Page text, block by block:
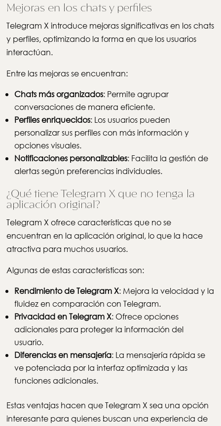
Mejoras en los chats y perfiles
Telegram X introduce mejoras significativas en los chats
y perfiles, optimizando la forma en que los usuarios
interactúan.
Entre las mejoras se encuentran:
Chats más organizados: Permite agrupar
conversaciones de manera eficiente.
Perfiles enriquecidos: Los usuarios pueden
personalizar sus perfiles con más información y
opciones visuales.
Notificaciones personalizables: Facilita la gestión de
alertas según preferencias individuales.
¿Qué tiene Telegram X que no tenga la
aplicación original?
Telegram X ofrece características que no se
encuentran en la aplicación original, lo que la hace
atractiva para muchos usuarios.
Algunas de estas características son:
Rendimiento de Telegram X: Mejora la velocidad y la
fluidez en comparación con Telegram.
Privacidad en Telegram X: Ofrece opciones
adicionales para proteger la información del
usuario.
Diferencias en mensajería: La mensajería rápida se
ve potenciada por la interfaz optimizada y las
funciones adicionales.
Estas ventajas hacen que Telegram X sea una opción
interesante para quienes buscan una experiencia de